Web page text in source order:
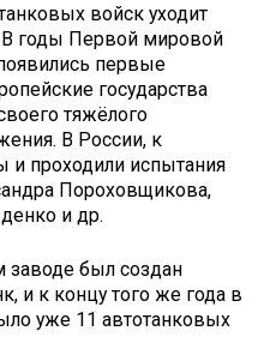
войск уходит
В годы Первой мировой
первые
государства
тяжёлого
В России, к
и проходили испытания
Пороховщикова,
и др.
заводе был создан
и к концу того же года в
уже 11 автотанковых